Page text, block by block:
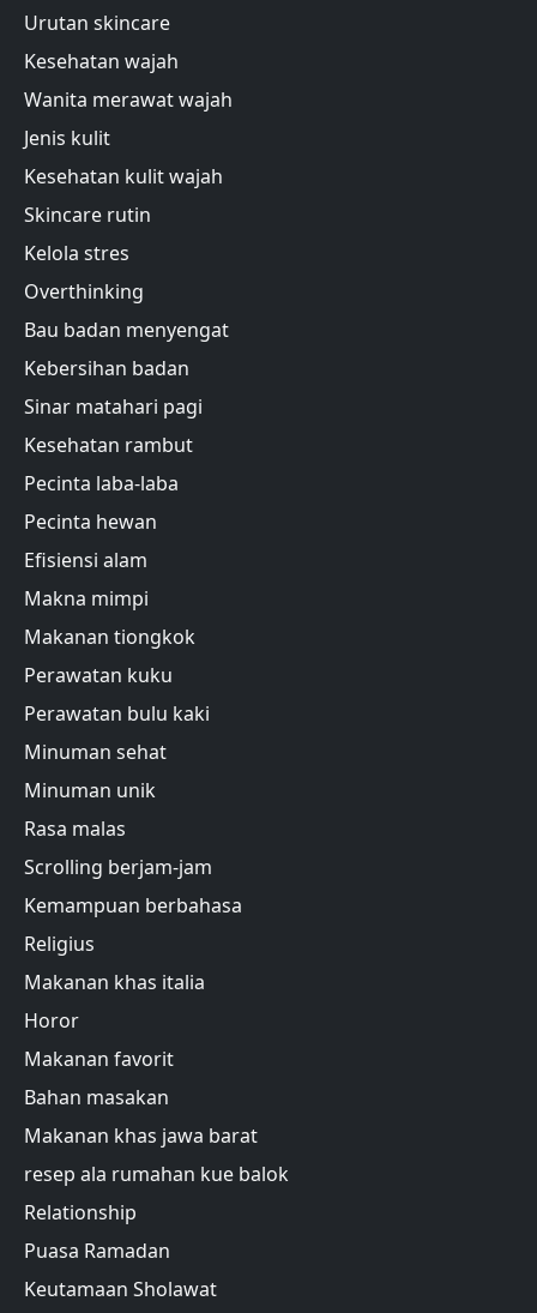
Urutan skincare
Kesehatan wajah
Wanita merawat wajah
Jenis kulit
Kesehatan kulit wajah
Skincare rutin
Kelola stres
Overthinking
Bau badan menyengat
Kebersihan badan
Sinar matahari pagi
Kesehatan rambut
Pecinta laba-laba
Pecinta hewan
Efisiensi alam
Makna mimpi
Makanan tiongkok
Perawatan kuku
Perawatan bulu kaki
Minuman sehat
Minuman unik
Rasa malas
Scrolling berjam-jam
Kemampuan berbahasa
Religius
Makanan khas italia
Horor
Makanan favorit
Bahan masakan
Makanan khas jawa barat
resep ala rumahan kue balok
Relationship
Puasa Ramadan
Keutamaan Sholawat